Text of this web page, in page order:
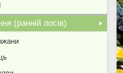
+
(ранній посів)